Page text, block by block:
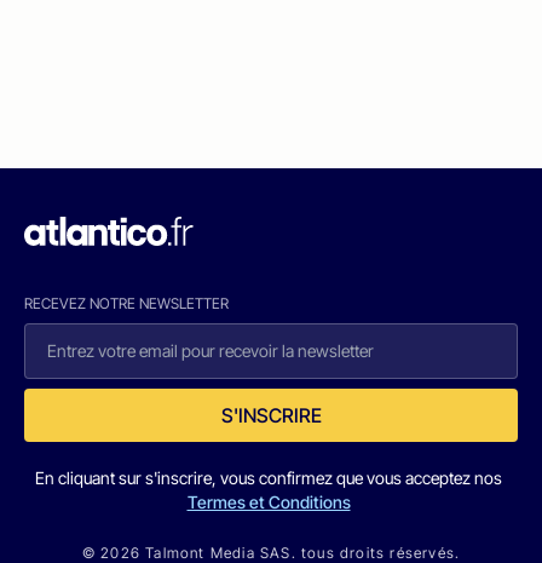
RECEVEZ NOTRE NEWSLETTER
S'INSCRIRE
En cliquant sur s'inscrire, vous confirmez que vous acceptez nos
Termes et Conditions
© 2026 Talmont Media SAS. tous droits réservés.